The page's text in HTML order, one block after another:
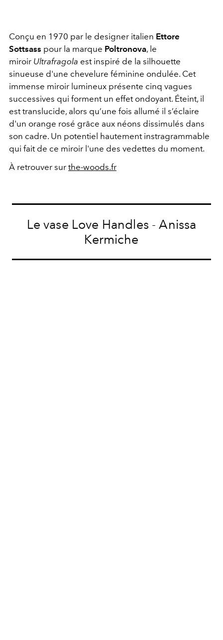
Conçu en 1970 par le designer italien Ettore
Sottsass pour la marque Poltronova, le
miroir Ultrafragola est inspiré de la silhouette
sinueuse d'une chevelure féminine ondulée. Cet
immense miroir lumineux présente cinq vagues
successives qui forment un effet ondoyant. Éteint, il
est translucide, alors qu’une fois allumé il s’éclaire
d'un orange rosé grâce aux néons dissimulés dans
son cadre. Un potentiel hautement instragrammable
qui fait de ce miroir l'une des vedettes du moment.
À retrouver sur the-woods.fr
Le vase Love Handles - Anissa
Kermiche